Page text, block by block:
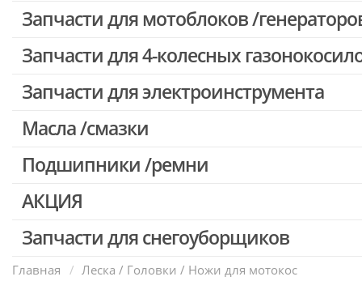
Запчасти для мотоблоков /
Запчасти для 4-колесных
Запчасти для электроинструмента
Двигатели, редукторы для шуруповертов
Выключатели, переключатели
Запчасти для перфораторов и отбойных молотков
Запчасти для УШМ (болгарок)
Масла /смазки
Подшипники /ремни
АКЦИЯ
Скидка 50%
Запчасти для снегоуборщиков
Главная Леска / Головки / Ножи для мотокос